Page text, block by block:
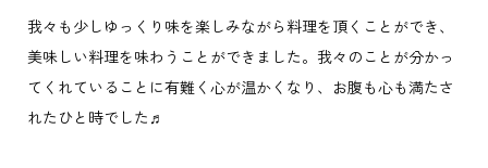
我々も少しゆっくり味を楽しみながら料理を頂くことができ、
美味しい料理を味わうことができました。我々のことが分かっ
てくれていることに有難く心が温かくなり、お腹も心も満たさ
れたひと時でした♬